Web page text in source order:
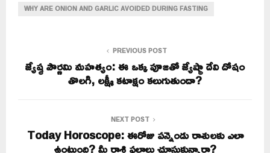
WHY ARE ONION AND GARLIC AVOIDED DURING FASTING
PREVIOUS POST
జ్యేష్ఠ పౌర్ణమి మహత్యం: ఈ ఒక్క పూజతో జ్యేష్ఠా దేవి దోషం
తొలగి, లక్ష్మీ కటాక్షం కలుగుతుందా?
NEXT POST
Today Horoscope: ఈరోజు పన్నెండు రాశులకు ఎలా
ఉంటుంది? మీ రాశి ఫలాలు చూసుకున్నారా?